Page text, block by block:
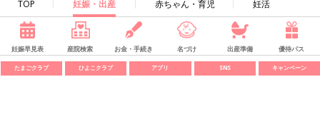
TOP 妊娠・出産 赤ちゃん・育児 妊活
妊娠早見表 産院検索 お金・手続き 名づけ 出産準備 優待パス
たまごクラブ ひよこクラブ アプリ SNS キャンペーン